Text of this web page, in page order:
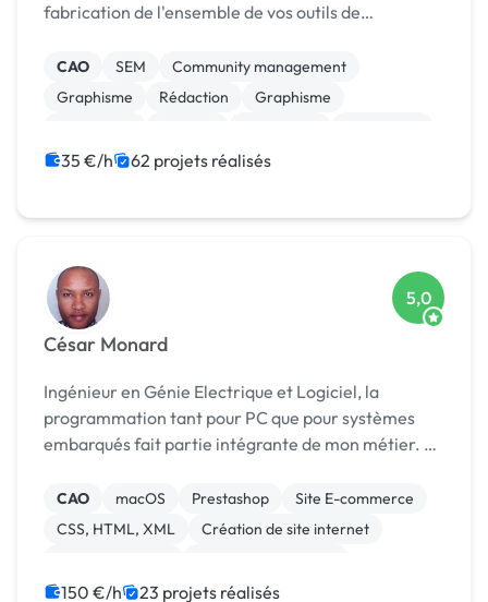
fabrication de l'ensemble de vos outils de
aux déclinaisons sur ses différents supports
(annonce-presse, a...
CAO SEM
Community management
Graphisme
Rédaction
Graphisme
35 €/h 62 projets réalisés
César Monard
5,0
Ingénieur en Génie Electrique et Logiciel, la
programmation tant pour PC que pour systèmes
embarqués fait partie intégrante de mon métier. Je
des applications aussi bien pour les tâches au bu...
CAO macOS Prestashop
Site E-commerce
CSS, HTML, XML
Création de site internet
Migration ou refonte de site
150 €/h 23 projets réalisés